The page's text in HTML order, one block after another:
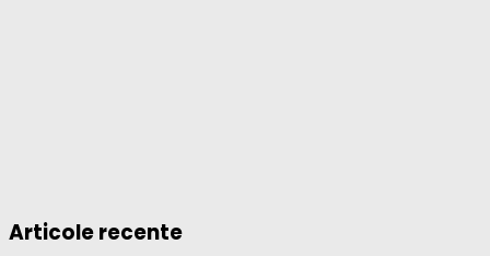
Articole recente